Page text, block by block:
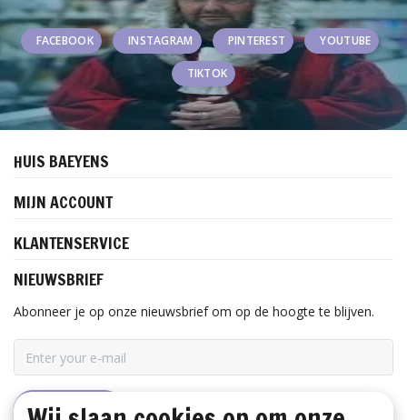
FACEBOOK INSTAGRAM PINTEREST YOUTUBE
TIKTOK
HUIS BAEYENS
MIJN ACCOUNT
KLANTENSERVICE
NIEUWSBRIEF
Abonneer je op onze nieuwsbrief om op de hoogte te blijven.
ABONNEER